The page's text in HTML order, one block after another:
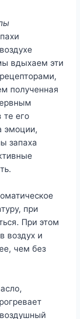
вдыхаем эти
полученная
те его
эмоции,
запаха
при
При этом
воздух и
чем без